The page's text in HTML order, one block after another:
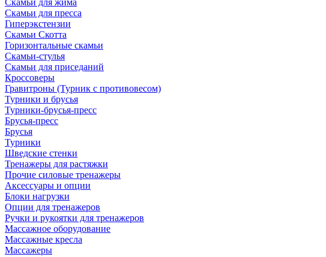
Скамьи для жима
Скамьи для пресса
Гиперэкстензии
Скамьи Скотта
Горизонтальные скамьи
Скамьи-стулья
Скамьи для приседаний
Кроссоверы
Гравитроны (Турник с противовесом)
Турники и брусья
Турники-брусья-пресс
Брусья-пресс
Брусья
Турники
Шведские стенки
Тренажеры для растяжки
Прочие силовые тренажеры
Аксессуары и опции
Блоки нагрузки
Опции для тренажеров
Ручки и рукоятки для тренажеров
Массажное оборудование
Массажные кресла
Массажеры